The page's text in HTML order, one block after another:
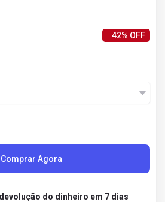
42% OFF
Comprar Agora
do dinheiro em 7 dias